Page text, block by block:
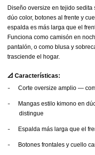
Diseño oversize en tejido
dúo color, botones al frente y
espalda es más larga que el
Funciona como camisón en
pantalón, o como blusa y
trasciende el hogar.
📐 Características:
-
Corte oversize amplio —
-
Mangas estilo kimono en
distingue
- Espalda más larga que el
- Botones frontales y cuello